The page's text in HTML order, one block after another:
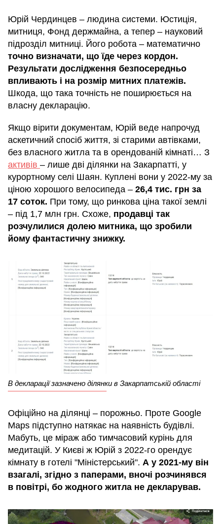
Юрій Чердинцев – людина системи. Юстиція,
митниця, Фонд держмайна, а тепер – науковий
підрозділ митниці. Його робота – математично
точно визначати, що їде через кордон.
Результати дослідження безпосередньо
впливають і на розмір митних платежів.
Шкода, що така точність не поширюється на
власну декларацію.
Якщо вірити документам, Юрій веде напрочуд
аскетичний спосіб життя, зі старими автівками,
без власного житла та в орендованій кімнаті… З
активів – лише дві ділянки на Закарпатті, у
курортному селі Шаян. Куплені вони у 2022-му за
ціною хорошого велосипеда – 26,4 тис. грн за
17 соток. При тому, що ринкова ціна такої землі
– під 1,7 млн грн. Схоже, продавці так
розчулилися долею митника, що зробили
йому фантастичну знижку.
В декларації зазначено ділянки в Закарпатській області
Офіційно на ділянці – порожньо. Проте Google
Maps підступно натякає на наявність будівлі.
Мабуть, це міраж або тимчасовий курінь для
медитацій. У Києві ж Юрій з 2022-го орендує
кімнату в готелі "Міністерський". А у 2021-му він
взагалі, згідно з паперами, вночі розчинявся
в повітрі, бо жодного житла не декларував.